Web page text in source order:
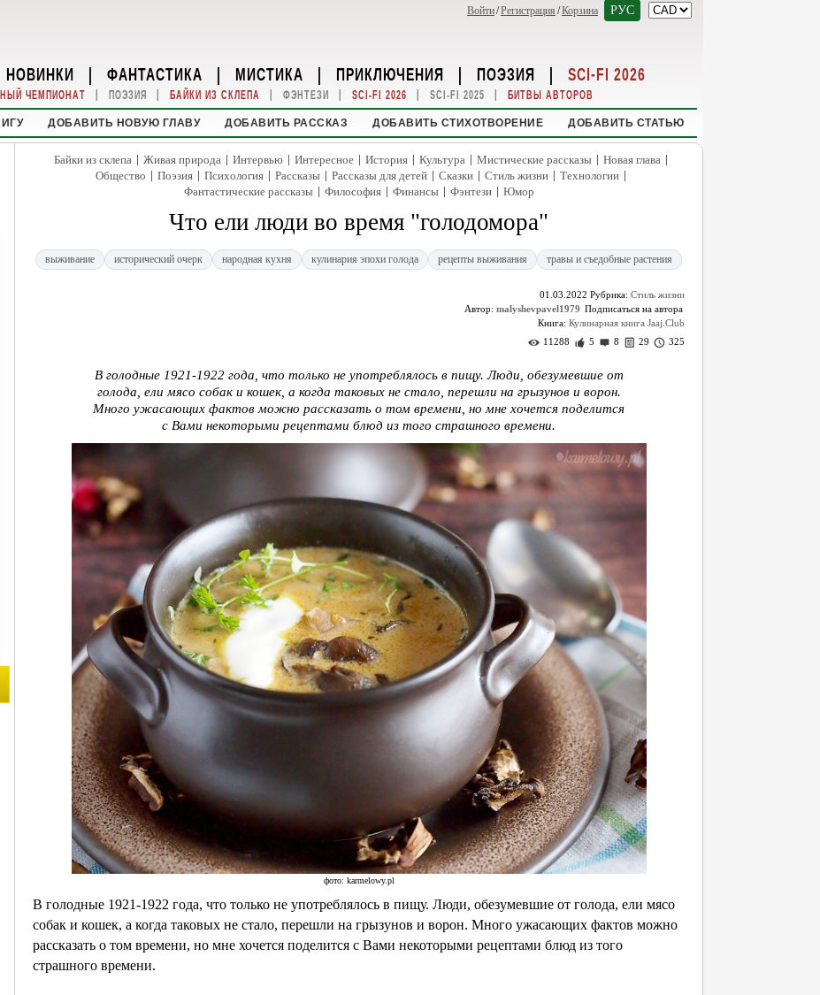
Войти/Регистрация /Корзина РУС
НОВИНКИ | ФАНТАСТИКА | МИСТИКА | ПРИКЛЮЧЕНИЯ | ПОЭЗИЯ | SCI-FI 2026
ЧЕМПИОНАТ | ПОЭЗИЯ | БАЙКИ ИЗ СКЛЕПА | ФЭНТЕЗИ | SCI-FI 2026 | SCI-FI 2025 | БИТВЫ АВТОРОВ
ДОБАВИТЬ НОВУЮ ГЛАВУ ДОБАВИТЬ РАССКАЗ ДОБАВИТЬ СТИХОТВОРЕНИЕ ДОБАВИТЬ СТАТЬЮ
Байки из склепа | Живая природа | Интервью | Интересное | История | Культура | Мистические рассказы | Новая глава |
Общество | Поэзия | Психология | Рассказы | Рассказы для детей | Сказки | Стиль жизни | Технологии |
Фантастические рассказы | Философия | Финансы | Фэнтези | Юмор
Что ели люди во время "голодомора"
выживание исторический очерк народная кухня кулинария эпохи голода рецепты выживания травы и съедобные растения
01.03.2022 Рубрика: Стиль жизни
Автор: malyshevpavel1979
Книга: Кулинарная книга Jaaj.Club
11288
5 8 29 325
В голодные 1921-1922 года, что только не употреблялось в пищу. Люди, обезумевшие от
голода, ели мясо собак и кошек, а когда таковых не стало, перешли на грызунов и ворон.
Много ужасающих фактов можно рассказать о том времени, но мне хочется поделится
с Вами некоторыми рецептами блюд из того страшного времени.
фото: karmelowy.pl
В голодные 1921-1922 года, что только не употреблялось в пищу. Люди, обезумевшие от голода, ели мясо
собак и кошек, а когда таковых не стало, перешли на грызунов и ворон. Много ужасающих фактов можно
рассказать о том времени, но мне хочется поделится с Вами некоторыми рецептами блюд из того
страшного времени.